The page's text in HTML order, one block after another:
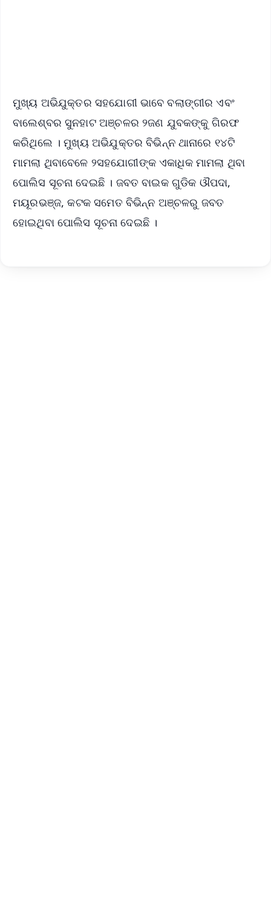
ମୁଖ୍ୟ ଅଭିଯୁକ୍ତର ସହଯୋଗୀ ଭାବେ ବଲାଙ୍ଗୀର ଏବଂ
ବାଲେଶ୍ବର ସୁନହାଟ ଅଞ୍ଚଳର ୨ଜଣ ଯୁବକଙ୍କୁ ଗିରଫ
କରିଥିଲେ । ମୁଖ୍ୟ ଅଭିଯୁକ୍ତର ବିଭିନ୍ନ ଥାନାରେ ୧୪ଟି
ମାମଲା ଥିବାବେଳେ ୨ସହଯୋଗୀଙ୍କ ଏକାଧିକ ମାମଲା ଥିବା
ପୋଲିସ ସୂଚନା ଦେଇଛି । ଜବତ ବାଇକ ଗୁଡିକ ଔପଦା,
ମୟୂରଭଞ୍ଜ, କଟକ ସମେତ ବିଭିନ୍ନ ଅଞ୍ଚଳରୁ ଜବତ
ହୋଇଥିବା ପୋଲିସ ସୂଚନା ଦେଇଛି ।